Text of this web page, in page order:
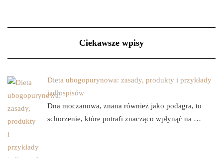
Ciekawsze wpisy
Dieta ubogopurynowa: zasady, produkty i przykłady
jadłospisów
Dna moczanowa, znana również jako podagra, to
schorzenie, które potrafi znacząco wpłynąć na …